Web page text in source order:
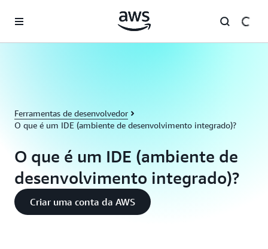
Pular para o conteúdo principal
Ferramentas de desenvolvedor
O que é um IDE (ambiente de desenvolvimento integrado)?
O que é um IDE (ambiente de
desenvolvimento integrado)?
Criar uma conta da AWS